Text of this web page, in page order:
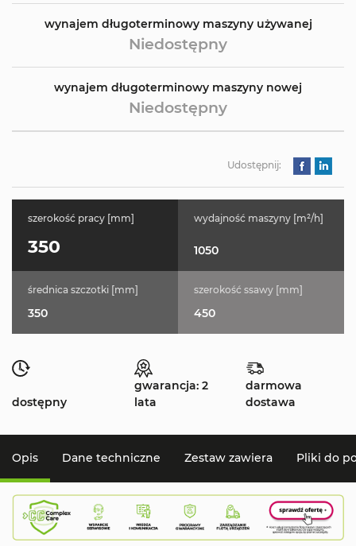
wynajem długoterminowy maszyny używanej
Niedostępny
wynajem długoterminowy maszyny nowej
Niedostępny
Udostępnij:
szerokość pracy [mm]
350
wydajność maszyny [m²/h]
1050
średnica szczotki [mm]
350
szerokość ssawy [mm]
450
dostępny
gwarancja: 2
lata
darmowa
dostawa
Opis Dane techniczne Zestaw zawiera Pliki do